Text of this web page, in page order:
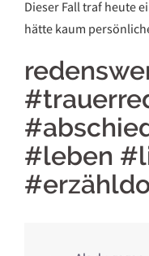
Dieser Fall traf heute
hätte kaum
#leben